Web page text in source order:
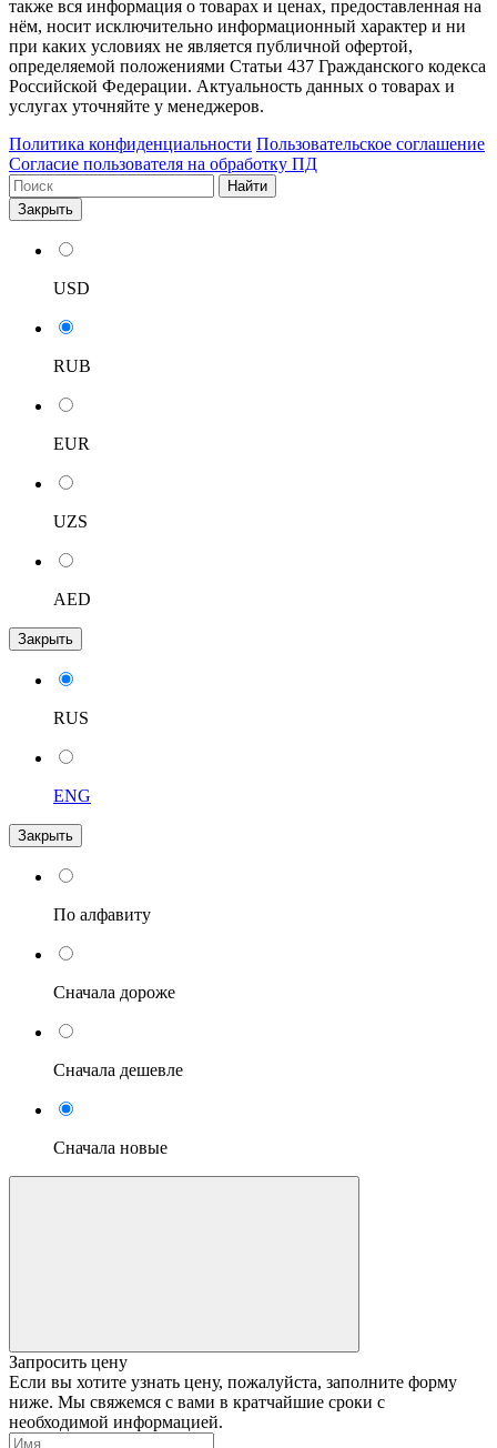
также вся информация о товарах и ценах, предоставленная на
нём, носит исключительно информационный характер и ни
при каких условиях не является публичной офертой,
определяемой положениями Статьи 437 Гражданского кодекса
Российской Федерации. Актуальность данных о товарах и
услугах уточняйте у менеджеров.
Политика конфиденциальности Пользовательское соглашение
Согласие пользователя на обработку ПД
Найти
Закрыть
USD
RUB
EUR
UZS
AED
Закрыть
RUS
ENG
Закрыть
По алфавиту
Сначала дороже
Сначала дешевле
Сначала новые
Запросить цену
Если вы хотите узнать цену, пожалуйста, заполните форму
ниже. Мы свяжемся с вами в кратчайшие сроки с
необходимой информацией.